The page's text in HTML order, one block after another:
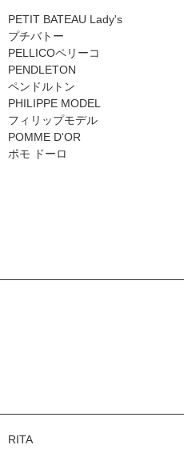
PETIT BATEAU Lady's
プチバトー
PELLICOペリーコ
PENDLETON
ペンドルトン
PHILIPPE MODEL
フィリップモデル
POMME D'OR
ポモ ドーロ
RITA